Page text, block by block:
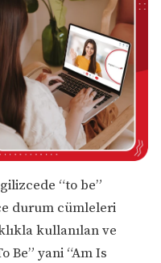
“to be”
durum cümleleri
kullanılan ve
Be” yani “Am Is